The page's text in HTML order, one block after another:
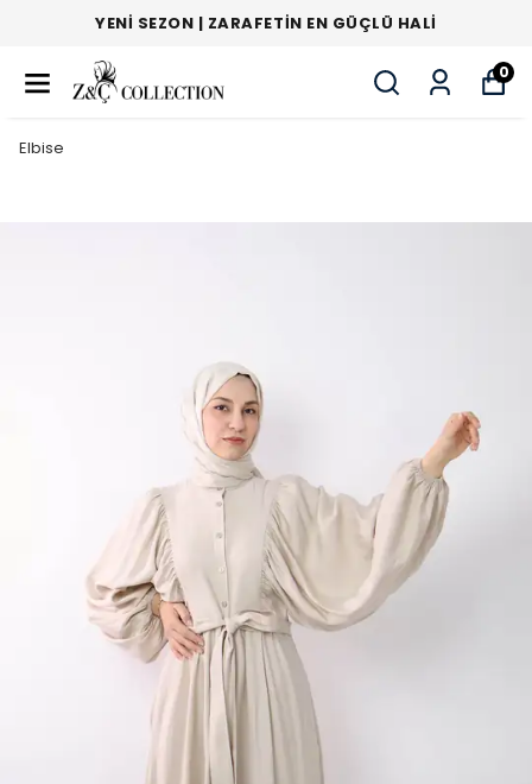
YENI SEZON | ZARAFETIN EN GÜÇLÜ HALI
0
Elbise